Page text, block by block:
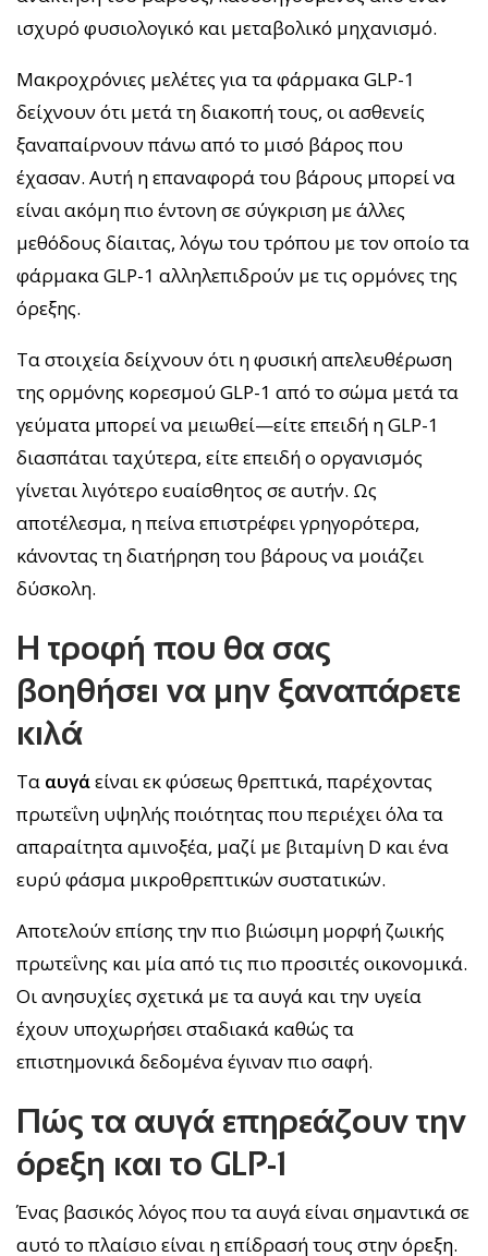
ισχυρό φυσιολογικό και μεταβολικό μηχανισμό.
Μακροχρόνιες μελέτες για τα φάρμακα GLP-1
δείχνουν ότι μετά τη διακοπή τους, οι ασθενείς
ξαναπαίρνουν πάνω από το μισό βάρος που
έχασαν. Αυτή η επαναφορά του βάρους μπορεί να
είναι ακόμη πιο έντονη σε σύγκριση με άλλες
μεθόδους δίαιτας, λόγω του τρόπου με τον οποίο τα
φάρμακα GLP-1 αλληλεπιδρούν με τις ορμόνες της
όρεξης.
Τα στοιχεία δείχνουν ότι η φυσική απελευθέρωση
της ορμόνης κορεσμού GLP-1 από το σώμα μετά τα
γεύματα μπορεί να μειωθεί—είτε επειδή η GLP-1
διασπάται ταχύτερα, είτε επειδή ο οργανισμός
γίνεται λιγότερο ευαίσθητος σε αυτήν. Ως
αποτέλεσμα, η πείνα επιστρέφει γρηγορότερα,
κάνοντας τη διατήρηση του βάρους να μοιάζει
δύσκολη.
Η τροφή που θα σας
βοηθήσει να μην ξαναπάρετε
κιλά
Τα αυγάείναι εκ φύσεως θρεπτικά, παρέχοντας
πρωτεΐνη υψηλής ποιότητας που περιέχει όλα τα
απαραίτητα αμινοξέα, μαζί με βιταμίνη D και ένα
ευρύ φάσμα μικροθρεπτικών συστατικών.
Αποτελούν επίσης την πιο βιώσιμη μορφή ζωικής
πρωτεΐνης και μία από τις πιο προσιτές οικονομικά.
Οι ανησυχίες σχετικά με τα αυγά και την υγεία
έχουν υποχωρήσει σταδιακά καθώς τα
επιστημονικά δεδομένα έγιναν πιο σαφή.
Πώς τα αυγά επηρεάζουν την
όρεξη και το GLP-1
Ένας βασικός λόγος που τα αυγά είναι σημαντικά σε
αυτό το πλαίσιο είναι η επίδρασή τους στην όρεξη.